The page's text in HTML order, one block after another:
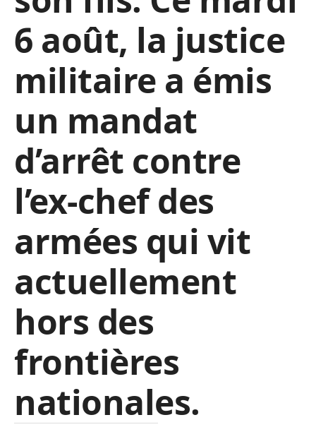
6 août, la justice
militaire a émis
un mandat
d’arrêt contre
l’ex-chef des
armées qui vit
actuellement
hors des
frontières
nationales.